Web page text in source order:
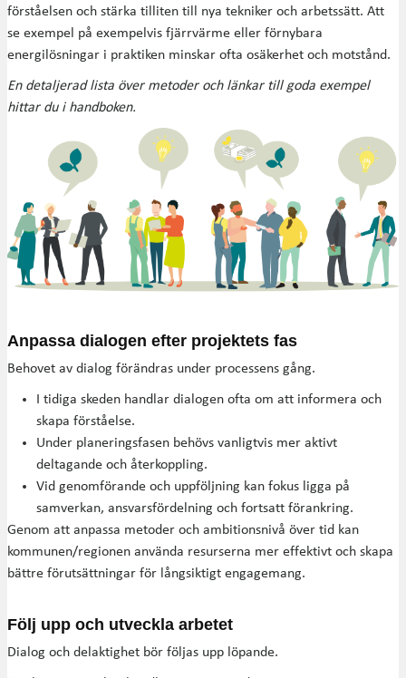
förståelsen och stärka tilliten till nya tekniker och arbetssätt. Att
se exempel på exempelvis fjärrvärme eller förnybara
energilösningar i praktiken minskar ofta osäkerhet och motstånd.
En detaljerad lista över metoder och länkar till goda exempel
hittar du i handboken.
Anpassa dialogen efter projektets fas
Behovet av dialog förändras under processens gång.
I tidiga skeden handlar dialogen ofta om att informera och
skapa förståelse.
Under planeringsfasen behövs vanligtvis mer aktivt
deltagande och återkoppling.
Vid genomförande och uppföljning kan fokus ligga på
samverkan, ansvarsfördelning och fortsatt förankring.
Genom att anpassa metoder och ambitionsnivå över tid kan
kommunen/regionen använda resurserna mer effektivt och skapa
bättre förutsättningar för långsiktigt engagemang.
Följ upp och utveckla arbetet
Dialog och delaktighet bör följas upp löpande.